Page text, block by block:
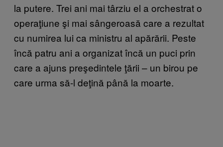
la putere. Trei ani mai târziu el a orchestrat o
operaţiune şi mai sângeroasă care a rezultat
cu numirea lui ca ministru al apărării. Peste
încă patru ani a organizat încă un puci prin
care a ajuns preşedintele ţării – un birou pe
care urma să-l deţină până la moarte.